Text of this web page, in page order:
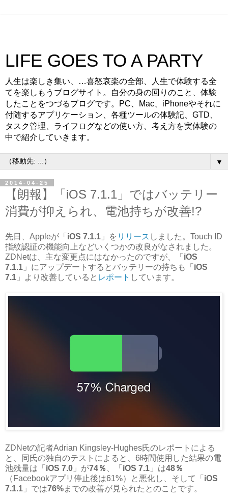
LIFE GOES TO A PARTY
人生は楽しき集い、…喜怒哀楽の全部、人生で体験する全
てを楽しもうブログサイト。自分の身の回りのこと、体験
したことをつづるブログです。PC、Mac、iPhoneやそれに
付随するアプリケーション、各種ツールの体験記、GTD、
タスク管理、ライフログなどの使い方、考え方を実体験の
中で紹介していきます。
▼
2014-04-25
【朗報】「iOS 7.1.1」ではバッテリー
消費が抑えられ、電池持ちが改善!?
先日、Appleが「 iOS 7.1.1 」を リリース しました。Touch ID
指紋認証の機能向上などいくつかの改良がなされました。
ZDNetは、主な変更点にはなかったのですが、「 iOS
7.1.1 」にアップデートするとバッテリーの持ちも「 iOS
7.1 」より改善していると レポート しています。
ZDNetの記者Adrian Kingsley-Hughes氏のレポートによる
と、同氏の独自のテストによると、6時間使用した結果の電
池残量は「 iOS 7.0 」が74％ 、「 iOS 7.1 」は48％
（Facebookアプリ停止後は61%）と悪化し、そして「 iOS
7.1.1 」では76%までの改善が見られたとのことです。